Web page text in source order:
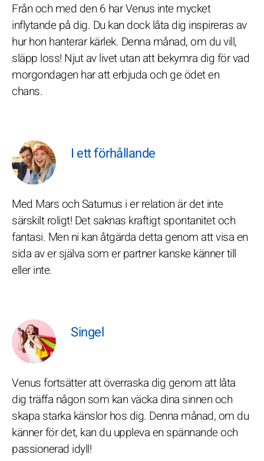
Från och med den 6 har Venus inte mycket
inflytande på dig. Du kan dock låta dig inspireras av
hur hon hanterar kärlek. Denna månad, om du vill,
släpp loss! Njut av livet utan att bekymra dig för vad
morgondagen har att erbjuda och ge ödet en
chans.
I ett förhållande
Med Mars och Saturnus i er relation är det inte
särskilt roligt! Det saknas kraftigt spontanitet och
fantasi. Men ni kan åtgärda detta genom att visa en
sida av er själva som er partner kanske känner till
eller inte.
Singel
Venus fortsätter att överraska dig genom att låta
dig träffa någon som kan väcka dina sinnen och
skapa starka känslor hos dig. Denna månad, om du
känner för det, kan du uppleva en spännande och
passionerad idyll!